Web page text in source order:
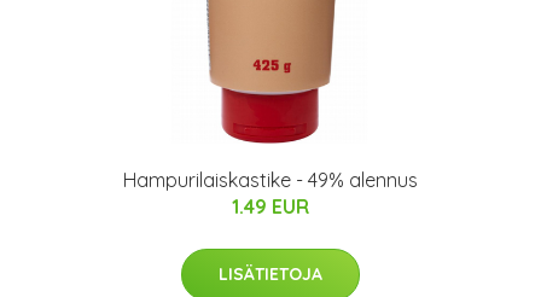
Hampurilaiskastike - 49% alennus
1.49 EUR
LISÄTIETOJA